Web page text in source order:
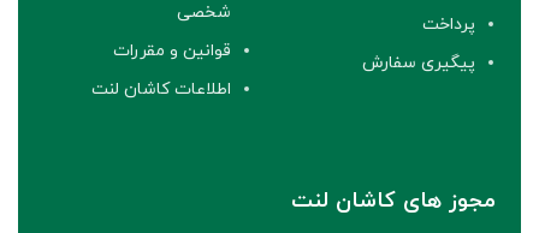
پرداخت
پیگیری سفارش
شخصی
قوانین و مقررات
اطلاعات کاشان لنت
مجوز های کاشان لنت